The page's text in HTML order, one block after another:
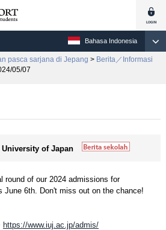
Bahasa Indonesia
pasca sarjana di Jepang > Berita／Informasi
05/07
University of Japan
round of our 2024 admissions for
June 6th. Don't miss out on the chance!
https://www.iuj.ac.jp/admis/